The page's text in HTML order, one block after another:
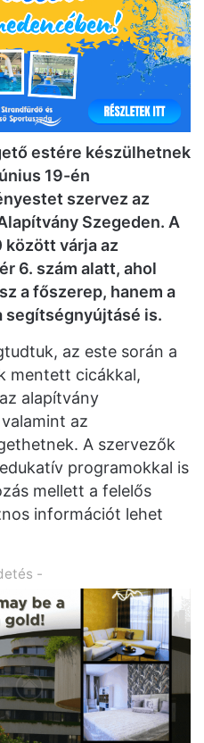
estére készülhetnek
19-én
szervez az
Szegeden. A
között várja az
6. szám alatt, ahol
a főszerep, hanem a
segítségnyújtásé is.
az este során a
mentett cicákkal,
alapítvány
az
A szervezők
programokkal is
mellett a felelős
információt lehet
-